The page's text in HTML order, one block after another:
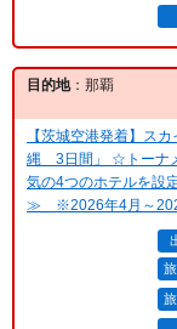
目的地：那覇
【茨城空港発着】ス
縄 3日間」 ☆トーナ
気の4つのホテルを
≫ ※2026年4月～